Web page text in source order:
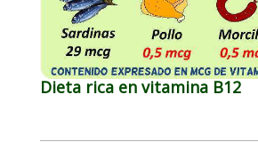
Dieta rica en vitamina B12